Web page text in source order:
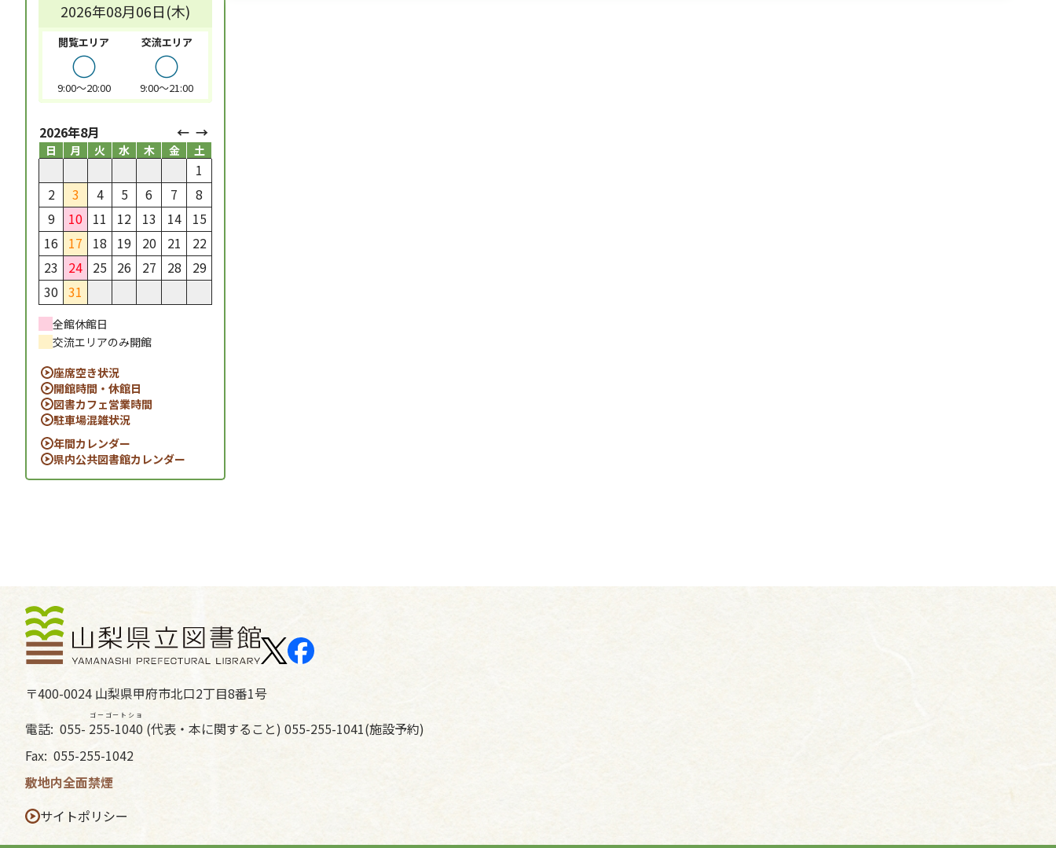
2026年08月06日(木)
閲覧エリア
○
9:00～20:00
交流エリア
○
9:00～21:00
2026年8月
日 月 火 水 木 金 土
1
2
3 4 5 6 7
8
9
10 11 12 13 14
15
16
17 18 19 20 21
22
23
24 25 26 27 28
29
30 31
全館休館日
交流エリアのみ開館
座席空き状況
開館時間・休館日
図書カフェ営業時間
駐車場混雑状況
年間カレンダー
県内公共図書館カレンダー
〒400-0024 山梨県甲府市北口2丁目8番1号
電話: 055- 255-1040
ゴーゴートショ
(代表・本に関すること) 055-255-1041(施設予約)
Fax: 055-255-1042
敷地内全面禁煙
サイトポリシー